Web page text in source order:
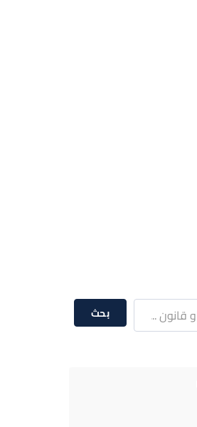
بحث